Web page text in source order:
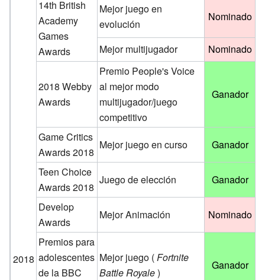
2018
14th British
Academy
Games
Awards
Mejor juego en
evolución
Nominado
Mejor multijugador Nominado
2018 Webby
Awards
Premio People's Voice
al mejor modo
multijugador/juego
competitivo
Ganador
Game Critics
Awards 2018
Mejor juego en curso
Ganador
Teen Choice
Awards 2018
Juego de elección
Ganador
Develop
Awards
Mejor Animación
Nominado
Premios para
adolescentes
de la BBC
Mejor juego (Fortnite
Battle Royale)
Ganador